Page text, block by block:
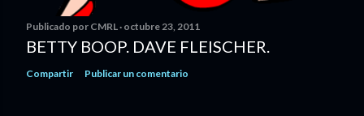
Publicado por CMRL octubre 23, 2011
BETTY BOOP. DAVE FLEISCHER.
Compartir Publicar un comentario